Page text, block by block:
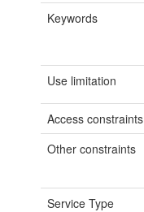
Keywords
Use limitation
Access constraints
Other constraints
Service Type